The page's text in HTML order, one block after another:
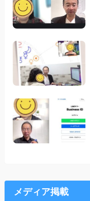
メディア掲載